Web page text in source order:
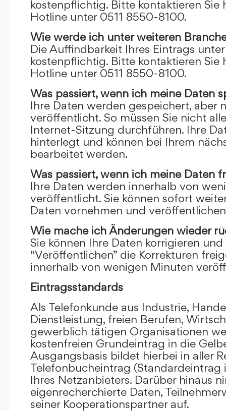
kostenpflichtig. Bitte kontaktieren Sie
Hotline unter 0511 8550-8100.
Wie werde ich unter weiteren
Die Auffindbarkeit Ihres Eintrags
kostenpflichtig. Bitte kontaktieren Sie
Hotline unter 0511 8550-8100.
Was passiert, wenn ich meine Daten
Ihre Daten werden gespeichert, aber
veröffentlicht. So müssen Sie nicht
Internet-Sitzung durchführen. Ihre
hinterlegt und können bei Ihrem
bearbeitet werden.
Was passiert, wenn ich meine Daten
Ihre Daten werden innerhalb von
veröffentlicht. Sie können sofort
Daten vornehmen und
Wie mache ich Änderungen wieder
Sie können Ihre Daten korrigieren
“Veröffentlichen” die Korrekturen
innerhalb von wenigen Minuten
Eintragsstandards
Als Telefonkunde aus Industrie,
Dienstleistung, freien Berufen,
gewerblich tätigen Organisationen
kostenfreien Grundeintrag in die
Ausgangsbasis bildet hierbei in aller
Telefonbucheintrag (Standardeintrag
Ihres Netzanbieters. Darüber hinaus
eigenrecherchierte Daten,
seiner Kooperationspartner auf.